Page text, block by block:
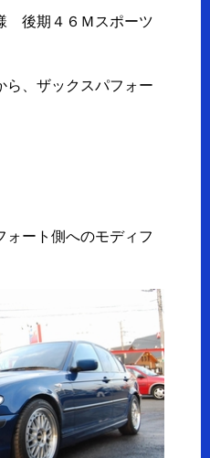
後期４６Ｍスポーツ
ら、ザックスパフォー
ォート側へのモディフ